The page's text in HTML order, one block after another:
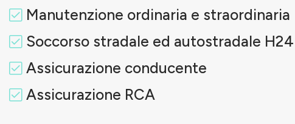
Manutenzione ordinaria e straordinaria
Soccorso stradale ed autostradale H24
Assicurazione conducente
Assicurazione RCA